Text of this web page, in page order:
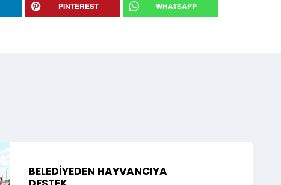
PINTEREST WHATSAPP
BELEDİYEDEN HAYVANCIYA